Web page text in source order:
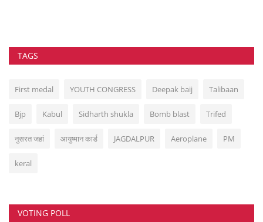
TAGS
First medal YOUTH CONGRESS Deepak baij Talibaan
Bjp Kabul Sidharth shukla Bomb blast Trifed
नुसरत जहां आयुष्मान कार्ड JAGDALPUR Aeroplane PM
keral
VOTING POLL